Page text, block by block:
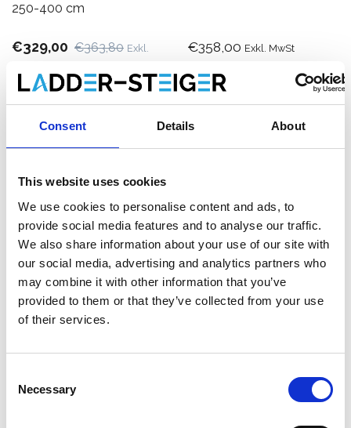
Consent Details About
This website uses cookies
We use cookies to personalise content and ads, to
provide social media features and to analyse our traffic.
We also share information about your use of our site with
our social media, advertising and analytics partners who
may combine it with other information that you’ve
provided to them or that they’ve collected from your use
of their services.
Selection
Necessary
250-400 cm
€329,00 €363,80 Exkl.
€358,00 Exkl. MwSt
Produkt anzeigen